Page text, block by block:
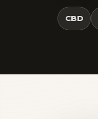
CBD